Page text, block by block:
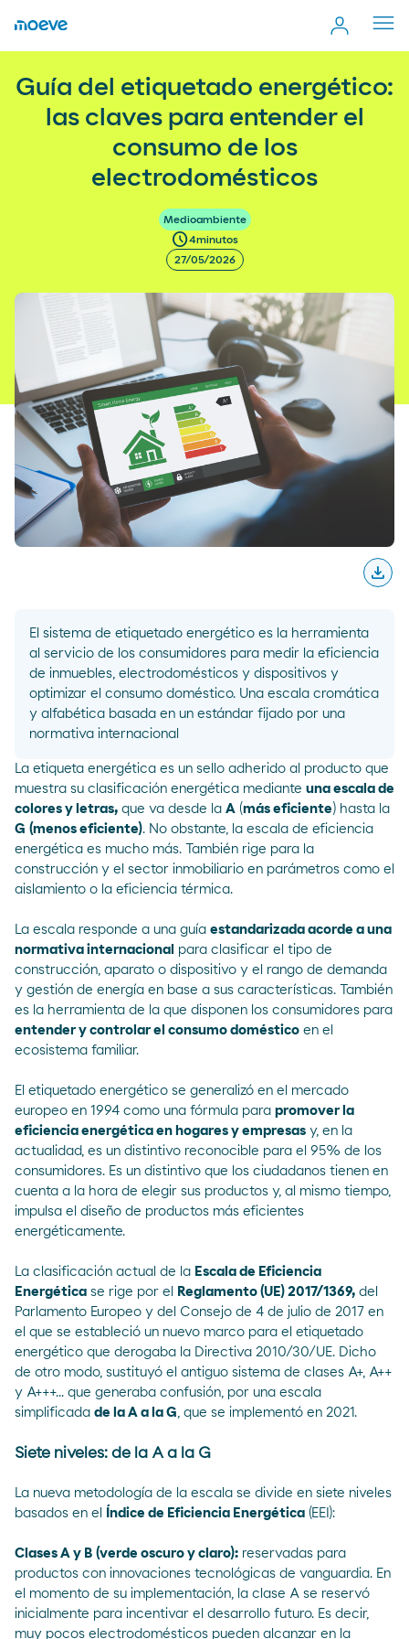
Guía del etiquetado energético:
las claves para entender el
consumo de los
electrodomésticos
Medioambiente
schedule4minutos
27/05/2026
download
el consumo de los electrodomésticos
more_vert
El sistema de etiquetado energético es la herramienta
al servicio de los consumidores para medir la eficiencia
de inmuebles, electrodomésticos y dispositivos y
optimizar el consumo doméstico. Una escala cromática
y alfabética basada en un estándar fijado por una
normativa internacional
La etiqueta energética es un sello adherido al producto que
muestra su clasificación energética mediante una escala de
colores y letras, que va desde la A (más eficiente) hasta la
G (menos eficiente). No obstante, la escala de eficiencia
energética es mucho más. También rige para la
construcción y el sector inmobiliario en parámetros como el
aislamiento o la eficiencia térmica.
La escala responde a una guía estandarizada acorde a una
normativa internacional para clasificar el tipo de
construcción, aparato o dispositivo y el rango de demanda
y gestión de energía en base a sus características. También
es la herramienta de la que disponen los consumidores para
entender y controlar el consumo doméstico en el
ecosistema familiar.
El etiquetado energético se generalizó en el mercado
europeo en 1994 como una fórmula para promover la
eficiencia energética en hogares y empresas y, en la
actualidad, es un distintivo reconocible para el 95% de los
consumidores. Es un distintivo que los ciudadanos tienen en
cuenta a la hora de elegir sus productos y, al mismo tiempo,
impulsa el diseño de productos más eficientes
energéticamente.
La clasificación actual de la Escala de Eficiencia
Energética se rige por el Reglamento (UE) 2017/1369, del
Parlamento Europeo y del Consejo de 4 de julio de 2017 en
el que se estableció un nuevo marco para el etiquetado
energético que derogaba la Directiva 2010/30/UE. Dicho
de otro modo, sustituyó el antiguo sistema de clases A+, A++
y A+++... que generaba confusión, por una escala
simplificada de la A a la G , que se implementó en 2021.
Siete niveles: de la A a la G
La nueva metodología de la escala se divide en siete niveles
basados en el
Índice de Eficiencia Energética (EEI):
Clases A y B (verde oscuro y claro): reservadas para
productos con innovaciones tecnológicas de vanguardia. En
el momento de su implementación, la clase A se reservó
inicialmente para incentivar el desarrollo futuro. Es decir,
muy pocos electrodomésticos pueden alcanzar en la